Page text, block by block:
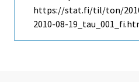
https://stat.fi/til/ton/
2010-08-